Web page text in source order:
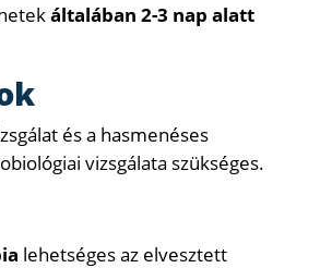
általában 2-3 nap alatt
és a hasmenéses
vizsgálata szükséges.
lehetséges az elvesztett